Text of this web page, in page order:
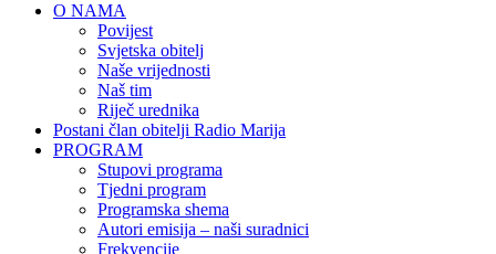
O NAMA
Povijest
Svjetska obitelj
Naše vrijednosti
Naš tim
Riječ urednika
Postani član obitelji Radio Marija
PROGRAM
Stupovi programa
Tjedni program
Programska shema
Autori emisija – naši suradnici
Frekvencije